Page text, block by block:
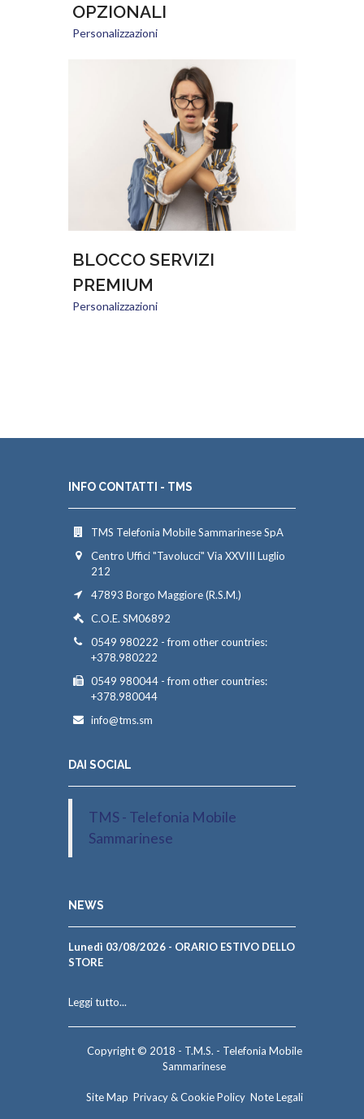
OPZIONALI
Personalizzazioni
BLOCCO SERVIZI
PREMIUM
Personalizzazioni
INFO CONTATTI - TMS
TMS Telefonia Mobile Sammarinese SpA
Centro Uffici "Tavolucci" Via XXVIII Luglio
212
47893 Borgo Maggiore (R.S.M.)
C.O.E. SM06892
0549 980222 - from other countries:
+378.980222
0549 980044 - from other countries:
+378.980044
info@tms.sm
DAI SOCIAL
TMS - Telefonia Mobile
Sammarinese
NEWS
Lunedì 03/08/2026 - ORARIO ESTIVO DELLO
STORE
Leggi tutto...
Copyright © 2018 - T.M.S. - Telefonia Mobile
Sammarinese
Site Map Privacy & Cookie Policy Note Legali